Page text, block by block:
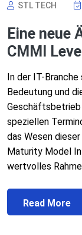
STL TECH
Eine neue
CMMI
In der IT-
Bedeutung und
Geschäftsbetrieb
speziellen
das Wesen
Maturity Model
wertvolles
Read More